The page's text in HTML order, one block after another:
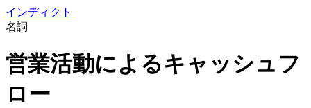
インディクト
名詞
営業活動によるキャッシュフ
ロー